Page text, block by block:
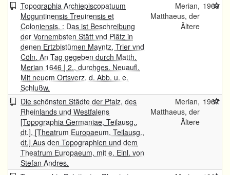
Topographia Archiepiscopatuum
Moguntinensis Treuirensis et
Coloniensis. : Das ist Beschreibung
der Vornembsten Stätt vnd Plätz in
denen Ertzbistümen Mayntz, Trier vnd
Cöln. An Tag gegeben durch Matth.
Merian 1646 | 2., durchges. Neuaufl.
Mit neuem Ortsverz. d. Abb. u. e.
Schlußw.
Merian,
Matthaeus, der
Ältere
1969
Die schönsten Städte der Pfalz, des
Rheinlands und Westfalens
[Topographia Germaniae, Teilausg.,
dt.], [Theatrum Europaeum, Teilausg.,
dt.] Aus den Topographien und dem
Theatrum Europaeum, mit e. Einl. von
Stefan Andres.
Merian,
Matthaeus, der
Ältere
1967